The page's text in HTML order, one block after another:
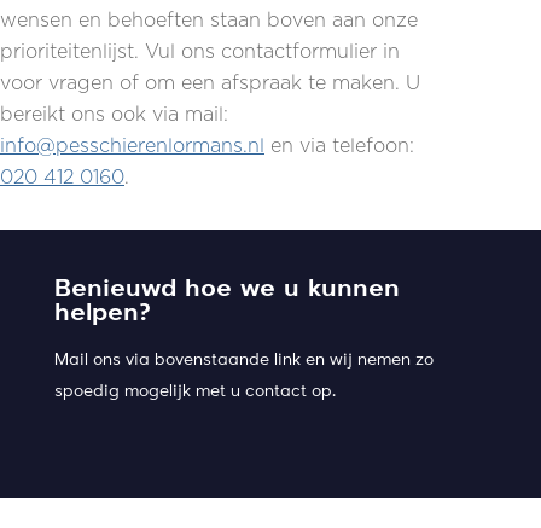
wensen en behoeften staan boven aan onze
prioriteitenlijst. Vul ons contactformulier in
voor vragen of om een afspraak te maken. U
bereikt ons ook via mail:
info@pesschierenlormans.nl
en via telefoon:
020 412 0160.
Benieuwd hoe we u kunnen
helpen?
Mail ons via bovenstaande link en wij nemen zo
spoedig mogelijk met u contact op.